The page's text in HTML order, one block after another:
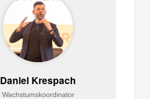
Daniel Krespach
Wachstumskoordinator